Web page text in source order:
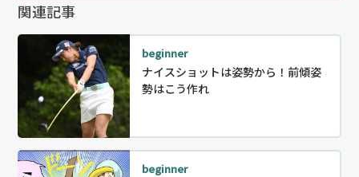
関連記事
beginner
ナイスショットは姿勢から！前傾姿
勢はこう作れ
beginner